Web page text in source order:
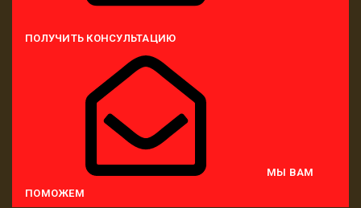
ПОЛУЧИТЬ КОНСУЛЬТАЦИЮ
МЫ ВАМ
ПОМОЖЕМ